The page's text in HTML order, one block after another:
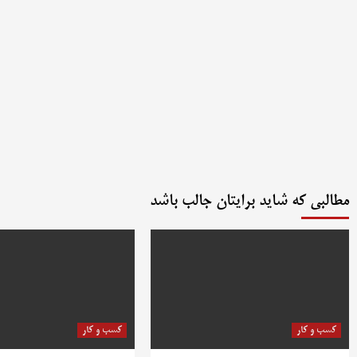
مطالبی که شاید برایتان جالب باشد
کسب و کار کسب و کار